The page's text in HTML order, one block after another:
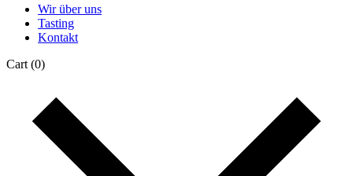
Wir über uns
Tasting
Kontakt
Cart (0)